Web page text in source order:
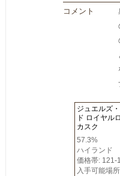
コメント
ジュエルズ
ド ロイヤル
カスク
57.3%
ハイランド
価格帯: 121-
入手可能場